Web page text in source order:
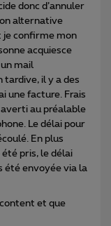
donc d’annuler
alternative
je confirme mon
acquiesce
mail
tardive, il y a des
une facture. Frais
averti au préalable
Le délai pour
En plus
été pris, le délai
été envoyée via la
et que